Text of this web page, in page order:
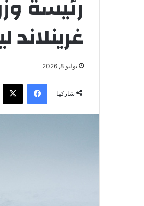
رئيسة
يوليو 8, 2026
شاركها
فيسبوك